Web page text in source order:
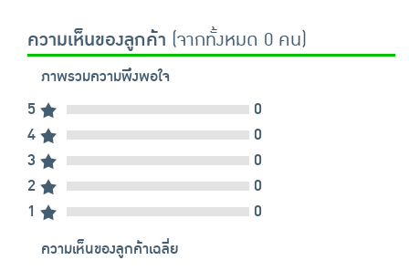
ความเห็นของลูกค้า (จากทั้งหมด 0 คน)
ภาพรวมความพึงพอใจ
5
0
4
0
3
0
2
0
1
0
ความเห็นของลูกค้าเฉลี่ย